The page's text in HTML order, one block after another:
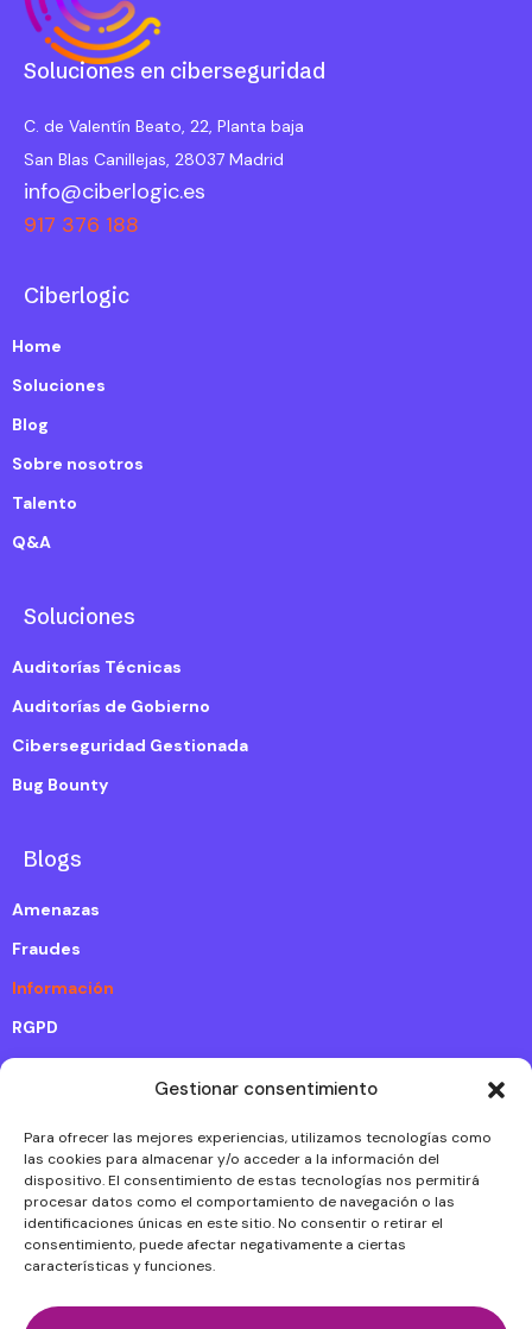
Gestionar consentimiento
Para ofrecer las mejores experiencias, utilizamos tecnologías como
las cookies para almacenar y/o acceder a la información del
dispositivo. El consentimiento de estas tecnologías nos permitirá
procesar datos como el comportamiento de navegación o las
identificaciones únicas en este sitio. No consentir o retirar el
consentimiento, puede afectar negativamente a ciertas
características y funciones.
Soluciones en ciberseguridad
C. de Valentín Beato, 22, Planta baja
San Blas Canillejas, 28037 Madrid
info@ciberlogic.es
917 376 188
Ciberlogic
Home
Soluciones
Blog
Sobre nosotros
Talento
Q&A
Soluciones
Auditorías Técnicas
Auditorías de Gobierno
Ciberseguridad Gestionada
Bug Bounty
Blogs
Amenazas
Fraudes
Información
RGPD
Contacte con nuestros expertos en ciberseguridad.
Contáctenos
Política de privacidad